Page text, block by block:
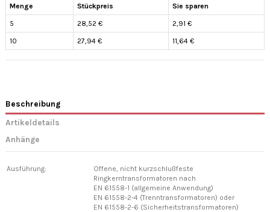
Menge Stückpreis Sie sparen
5 28,52 € 2,91 €
10 27,94 € 11,64 €
Beschreibung
Artikeldetails
Anhänge
Ausführung:
Offene, nicht kurzschlußfeste
Ringkerntransformatoren nach
EN 61558-1 (allgemeine Anwendung)
EN 61558-2-4 (Trenntransformatoren) oder
EN 61558-2-6 (Sicherheitstransformatoren)